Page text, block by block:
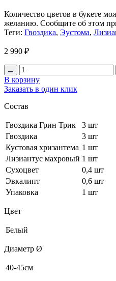
Количество цветов в букете
желанию. Сообщите об этом
Теги: Гвоздика, Эустома,
2 990 ₽
В корзину
Заказать в один клик
Состав
Гвоздика Грин Трик
3 шт
Гвоздика
3 шт
Кустовая хризантема 1 шт
Лизиантус махровый 1 шт
Сухоцвет
0,4 шт
Эвкалипт
0,6 шт
Упаковка
1 шт
Цвет
Белый
Диаметр Ø
40-45см